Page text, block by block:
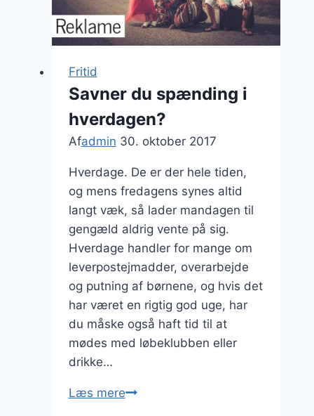
Fritid
Savner du spænding i
hverdagen?
Afadmin 30. oktober 2017
Hverdage. De er der hele tiden,
og mens fredagens synes altid
langt væk, så lader mandagen til
gengæld aldrig vente på sig.
Hverdage handler for mange om
leverpostejmadder, overarbejde
og putning af børnene, og hvis det
har været en rigtig god uge, har
du måske også haft tid til at
mødes med løbeklubben eller
drikke…
Læs mereSavner